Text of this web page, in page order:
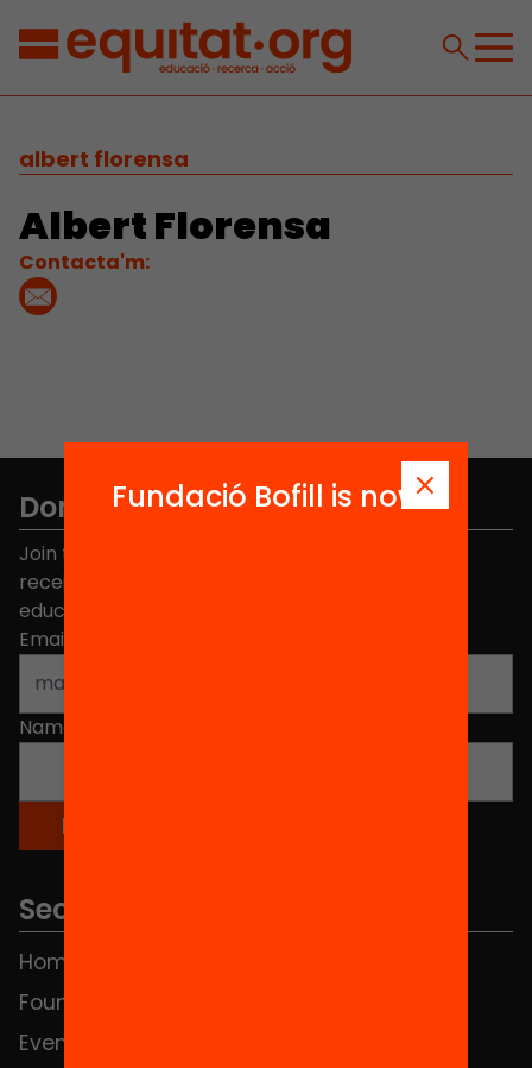
albert florensa
Albert Florensa
Contacta'm:
Don't miss anything.
Join the more than 40,000 people who already
receive news about initiatives and projects for
educational change in Catalonia.
Email address
Name
Sections
Home
Foundation
Events
Fundació Bofill is now